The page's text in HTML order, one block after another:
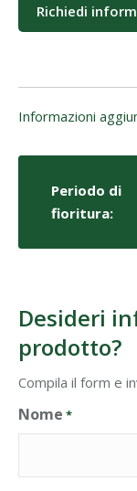
Richiedi
Informazioni
Periodo di
fioritura:
Desideri
prodotto?
Compila il form e
Nome *